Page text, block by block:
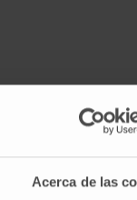
Acerca de las